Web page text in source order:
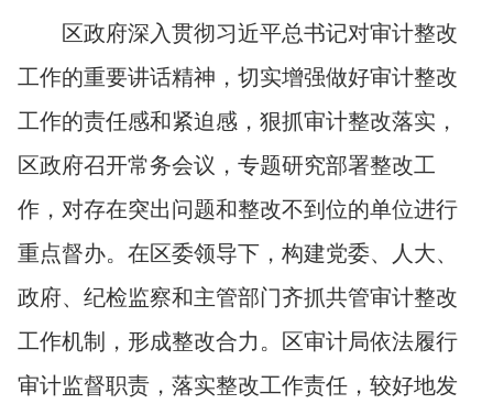
区政府深入贯彻习近平总书记对审计整改
工作的重要讲话精神，切实增强做好审计整改
工作的责任感和紧迫感，狠抓审计整改落实，
区政府召开常务会议，专题研究部署整改工
作，对存在突出问题和整改不到位的单位进行
重点督办。在区委领导下，构建党委、人大、
政府、纪检监察和主管部门齐抓共管审计整改
工作机制，形成整改合力。区审计局依法履行
审计监督职责，落实整改工作责任，较好地发